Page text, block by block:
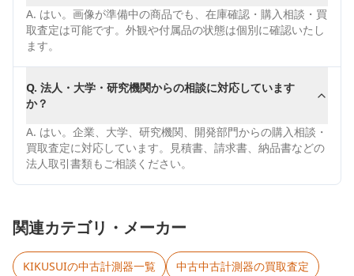
A. はい。画像が準備中の商品でも、在庫確認・購入相談・買
取査定は可能です。外観や付属品の状態は個別に確認いたし
ます。
Q. 法人・大学・研究機関からの相談に対応しています
か？
A. はい。企業、大学、研究機関、開発部門からの購入相談・
買取査定に対応しています。見積書、請求書、納品書などの
法人取引書類もご相談ください。
関連カテゴリ・メーカー
KIKUSUIの中古計測器一覧 中古中古計測器の買取査定